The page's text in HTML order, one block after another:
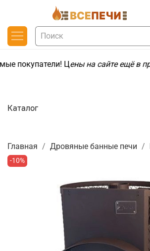
покупатели! Цены на сайте ещё в
Главная Дровяные банные печи
-10%
Каталог